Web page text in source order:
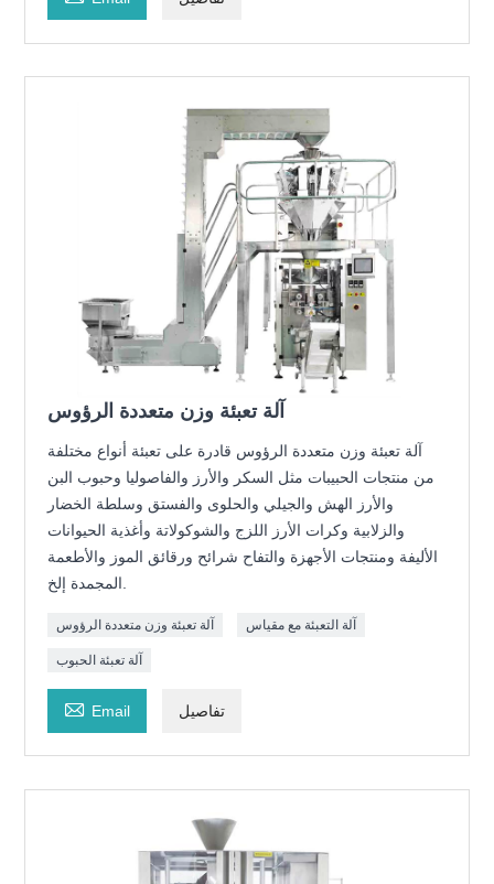
آلة تعبئة وزن متعددة الرؤوس
آلة تعبئة وزن متعددة الرؤوس قادرة على تعبئة أنواع مختلفة
من منتجات الحبيبات مثل السكر والأرز والفاصوليا وحبوب البن
والأرز الهش والجيلي والحلوى والفستق وسلطة الخضار
والزلابية وكرات الأرز اللزج والشوكولاتة وأغذية الحيوانات
الأليفة ومنتجات الأجهزة والتفاح شرائح ورقائق الموز والأطعمة
المجمدة إلخ.
آلة تعبئة وزن متعددة الرؤوس آلة التعبئة مع مقياس
آلة تعبئة الحبوب
 Email تفاصيل